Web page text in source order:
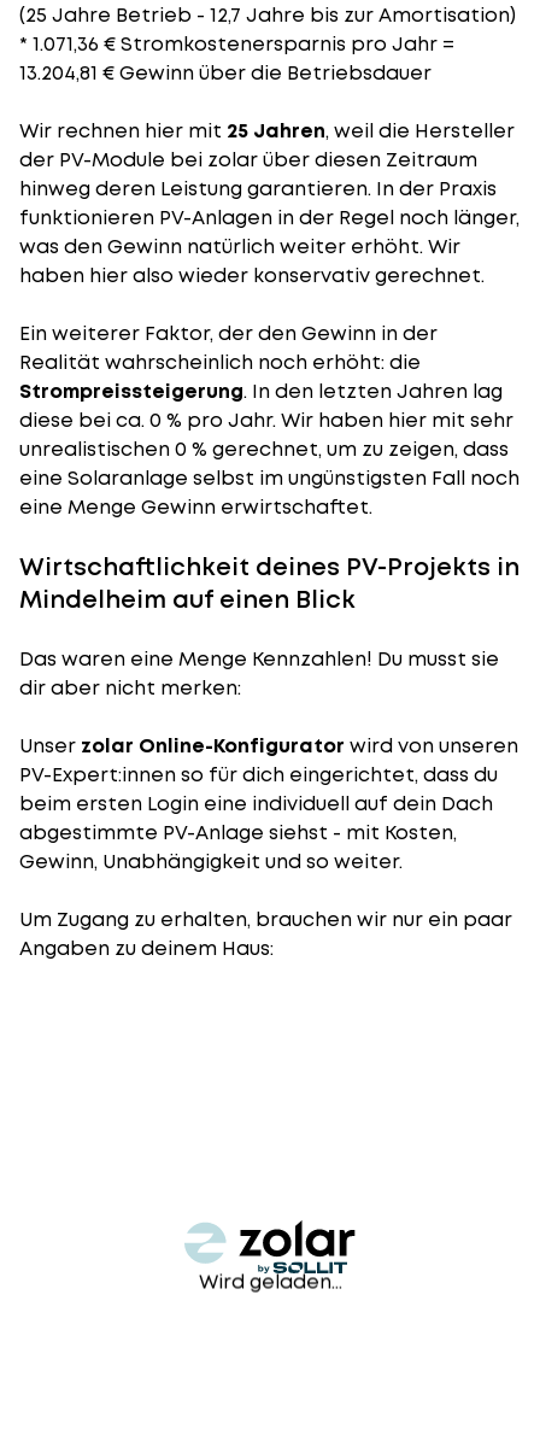
(25 Jahre Betrieb - 12,7 Jahre bis zur Amortisation)
* 1.071,36 € Stromkostenersparnis pro Jahr =
13.204,81 € Gewinn über die Betriebsdauer
Wir rechnen hier mit 25 Jahren, weil die Hersteller
der PV-Module bei zolar über diesen Zeitraum
hinweg deren Leistung garantieren. In der Praxis
funktionieren PV-Anlagen in der Regel noch länger,
was den Gewinn natürlich weiter erhöht. Wir
haben hier also wieder konservativ gerechnet.
Ein weiterer Faktor, der den Gewinn in der
Realität wahrscheinlich noch erhöht: die
Strompreissteigerung. In den letzten Jahren lag
diese bei ca. 0 % pro Jahr. Wir haben hier mit sehr
unrealistischen 0 % gerechnet, um zu zeigen, dass
eine Solaranlage selbst im ungünstigsten Fall noch
eine Menge Gewinn erwirtschaftet.
Wirtschaftlichkeit deines PV-Projekts in
Mindelheim auf einen Blick
Das waren eine Menge Kennzahlen! Du musst sie
dir aber nicht merken:
Unser zolar Online-Konfigurator wird von unseren
PV-Expert:innen so für dich eingerichtet, dass du
beim ersten Login eine individuell auf dein Dach
abgestimmte PV-Anlage siehst - mit Kosten,
Gewinn, Unabhängigkeit und so weiter.
Um Zugang zu erhalten, brauchen wir nur ein paar
Angaben zu deinem Haus:
Wird geladen...